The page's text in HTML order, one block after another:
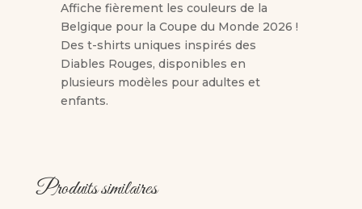
Affiche fièrement les couleurs de la
Belgique pour la Coupe du Monde 2026 !
Des t-shirts uniques inspirés des
Diables Rouges, disponibles en
plusieurs modèles pour adultes et
enfants.
Produits similaires